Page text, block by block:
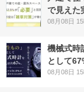
で見えた
08月08日
機械式時
として
08月08日